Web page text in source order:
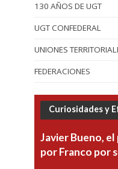
130 AÑOS DE UGT
UGT CONFEDERAL
UNIONES
FEDERACIONES
Curiosidades y
Javier Bueno,
por Franco por